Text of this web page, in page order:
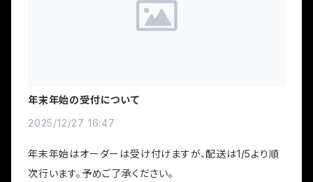
年末年始の受付について
2025/12/27 16:47
年末年始はオーダーは受け付けますが、配送は1/5より順
次行います。予めご了承ください。